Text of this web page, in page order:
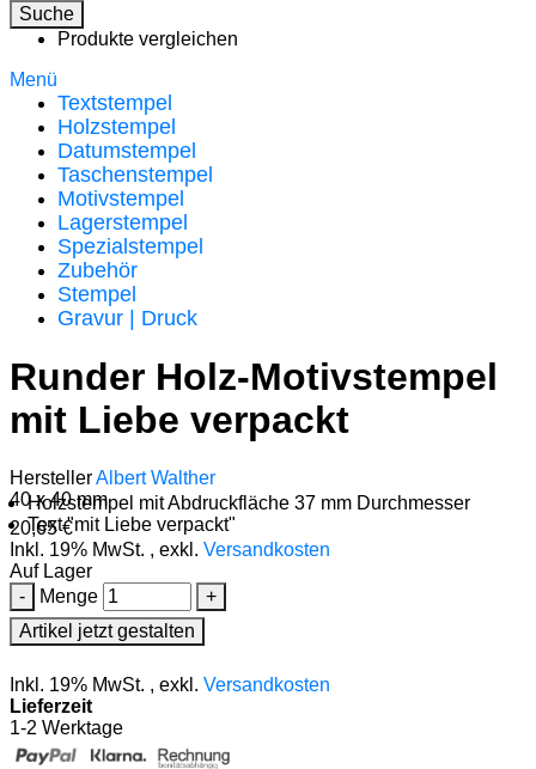
Suche
Produkte vergleichen
Menü
Textstempel
Holzstempel
Datumstempel
Taschenstempel
Motivstempel
Lagerstempel
Spezialstempel
Zubehör
Stempel
Gravur | Druck
Runder Holz-Motivstempel
mit Liebe verpackt
HerstellerAlbert Walther
40 x 40 mm
Holzstempel mit Abdruckfläche 37 mm Durchmesser
Text "mit Liebe verpackt"
20,65 €
Inkl. 19% MwSt. , exkl. Versandkosten
Auf Lager
-
Menge
+
Artikel jetzt gestalten
Inkl. 19% MwSt. , exkl. Versandkosten
Lieferzeit
1-2 Werktage